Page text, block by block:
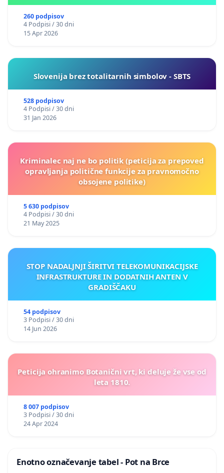
260 podpisov
4 Podpisi / 30 dni
15 Apr 2026
Slovenija brez totalitarnih simbolov - SBTS
528 podpisov
4 Podpisi / 30 dni
31 Jan 2026
Kriminalec naj ne bo politik (peticija za prepoved
opravljanja politične funkcije za pravnomočno
obsojene politike)
5 630 podpisov
4 Podpisi / 30 dni
21 May 2025
STOP NADALJNJI ŠIRITVI TELEKOMUNIKACIJSKE
INFRASTRUKTURE IN DODATNIH ANTEN V
GRADIŠČAKU
54 podpisov
3 Podpisi / 30 dni
14 Jun 2026
Peticija ohranimo Botanični vrt, ki deluje že vse od
leta 1810.
8 007 podpisov
3 Podpisi / 30 dni
24 Apr 2024
Enotno označevanje tabel - Pot na Brce